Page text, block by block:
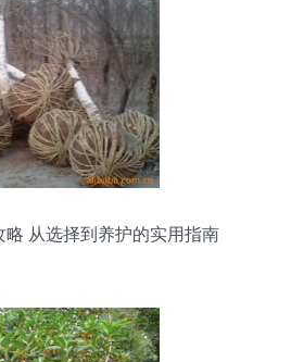
略 从选择到养护的实用指南